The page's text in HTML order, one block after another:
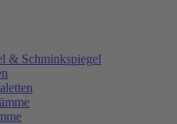
& Schminkspiegel